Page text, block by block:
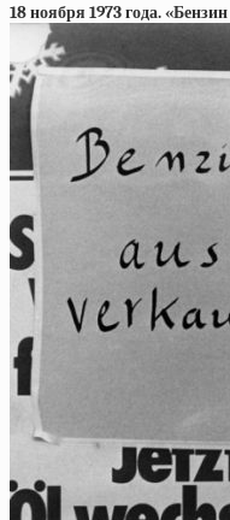
18 ноября 1973 года.